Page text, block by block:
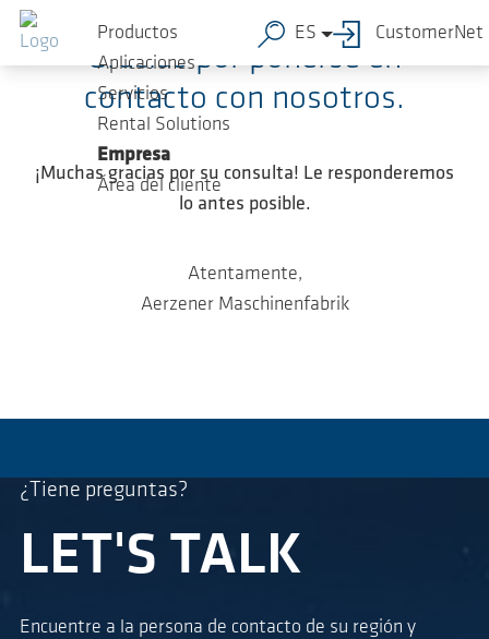
Saltar al contenido principal
Productos
Aplicaciones
Servicios
Rental Solutions
Empresa
Área del cliente
ES CustomerNet
Gracias por ponerse en
contacto con nosotros.
¡Muchas gracias por su consulta! Le responderemos
lo antes posible.
Atentamente,
Aerzener Maschinenfabrik
¿Tiene preguntas?
LET'S TALK
Encuentre a la persona de contacto de su región y